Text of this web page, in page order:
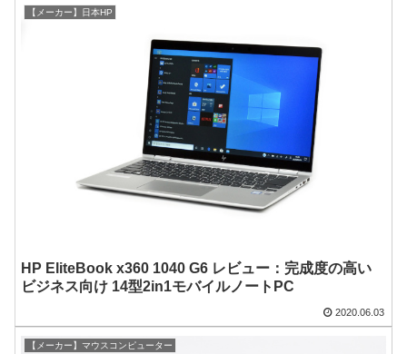
【メーカー】日本HP
HP EliteBook x360 1040 G6 レビュー：完成度の高い
ビジネス向け 14型2in1モバイルノートPC
2020.06.03
【メーカー】マウスコンピューター